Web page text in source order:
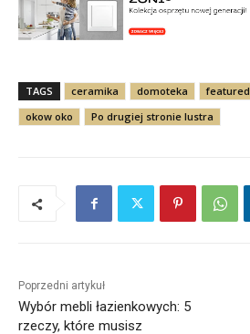
TAGS ceramika domoteka featured
okow oko
Po drugiej stronie lustra
Poprzedni artykuł
Wybór mebli łazienkowych: 5
rzeczy, które musisz